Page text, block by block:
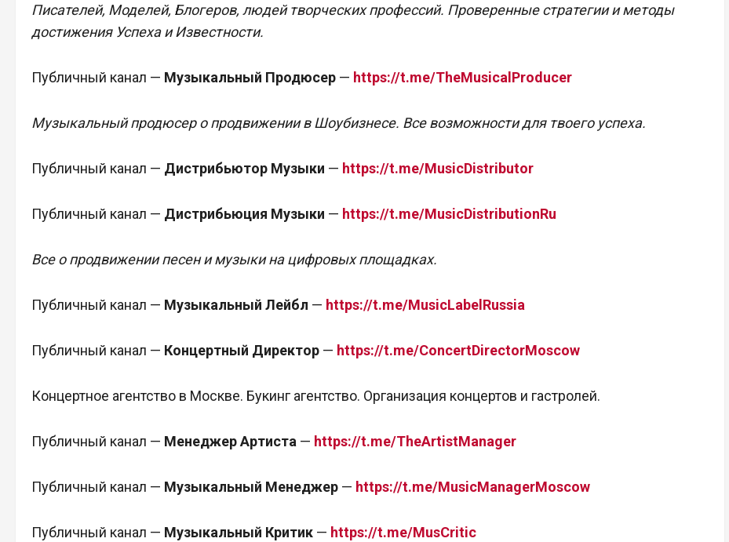
Писателей, Моделей, Блогеров, людей творческих профессий. Проверенные стратегии и методы
достижения Успеха и Известности.
Публичный канал — Музыкальный Продюсер — https://t.me/TheMusicalProducer
Музыкальный продюсер о продвижении в Шоубизнесе. Все возможности для твоего успеха.
Публичный канал — Дистрибьютор Музыки — https://t.me/MusicDistributor
Публичный канал — Дистрибьюция Музыки — https://t.me/MusicDistributionRu
Все о продвижении песен и музыки на цифровых площадках.
Публичный канал — Музыкальный Лейбл — https://t.me/MusicLabelRussia
Публичный канал — Концертный Директор — https://t.me/ConcertDirectorMoscow
Концертное агентство в Москве. Букинг агентство. Организация концертов и гастролей.
Публичный канал — Менеджер Артиста — https://t.me/TheArtistManager
Публичный канал — Музыкальный Менеджер — https://t.me/MusicManagerMoscow
Публичный канал — Музыкальный Критик — https://t.me/MusCritic